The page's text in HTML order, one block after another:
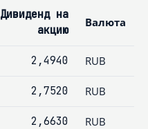
Дивиденд на
акцию
Валюта
2,4940 RUB
2,7520 RUB
2,6630 RUB